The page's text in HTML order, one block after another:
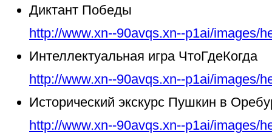
Диктант Победы
http://www.xn--90avqs.xn--p1ai/images/
Интеллектуальная игра ЧтоГдеКогда
http://www.xn--90avqs.xn--p1ai/images/
Исторический экскурс Пушкин в
http://www.xn--90avqs.xn--p1ai/images/